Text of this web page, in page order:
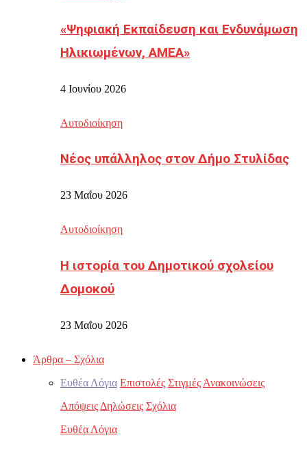
«Ψηφιακή Εκπαίδευση και Ενδυνάμωση
Ηλικιωμένων, ΑΜΕΑ»
4 Ιουνίου 2026
Αυτοδιοίκηση
Νέος υπάλληλος στον Δήμο Στυλίδας
23 Μαΐου 2026
Αυτοδιοίκηση
Η ιστορία του Δημοτικού σχολείου
Δομοκού
23 Μαΐου 2026
Άρθρα – Σχόλια
Ευθέα Λόγια Επιστολές Στιγμές Ανακοινώσεις
Απόψεις Δηλώσεις Σχόλια
Ευθέα Λόγια